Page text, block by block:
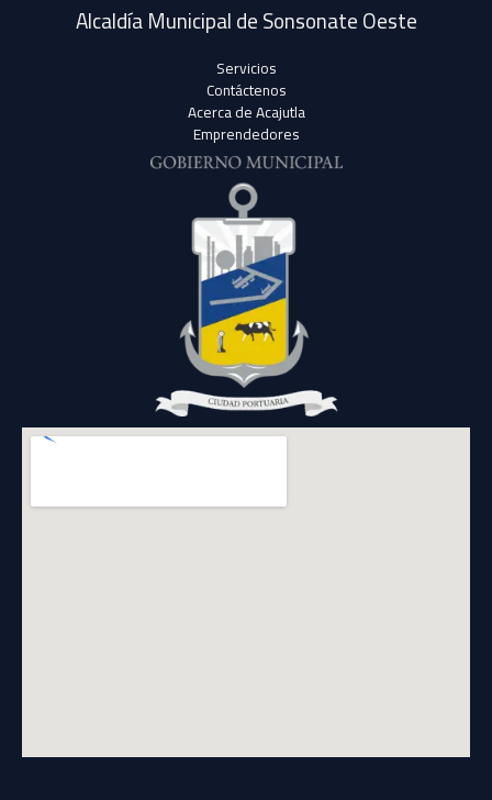
Alcaldía Municipal de Sonsonate Oeste
Servicios
Contáctenos
Acerca de Acajutla
Emprendedores